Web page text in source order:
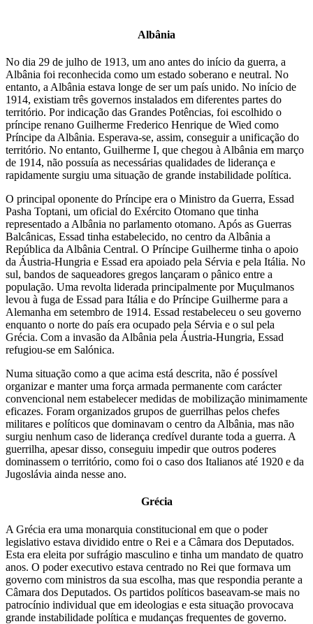
Albânia
No dia 29 de julho de 1913, um ano antes do início da guerra, a
Albânia foi reconhecida como um estado soberano e neutral. No
entanto, a Albânia estava longe de ser um país unido. No início de
1914, existiam três governos instalados em diferentes partes do
território. Por indicação das Grandes Potências, foi escolhido o
príncipe renano Guilherme Frederico Henrique de Wied como
Príncipe da Albânia. Esperava-se, assim, conseguir a unificação do
território. No entanto, Guilherme I, que chegou à Albânia em março
de 1914, não possuía as necessárias qualidades de liderança e
rapidamente surgiu uma situação de grande instabilidade política.
O principal oponente do Príncipe era o Ministro da Guerra, Essad
Pasha Toptani, um oficial do Exército Otomano que tinha
representado a Albânia no parlamento otomano. Após as Guerras
Balcânicas, Essad tinha estabelecido, no centro da Albânia a
República da Albânia Central. O Príncipe Guilherme tinha o apoio
da Áustria-Hungria e Essad era apoiado pela Sérvia e pela Itália. No
sul, bandos de saqueadores gregos lançaram o pânico entre a
população. Uma revolta liderada principalmente por Muçulmanos
levou à fuga de Essad para Itália e do Príncipe Guilherme para a
Alemanha em setembro de 1914. Essad restabeleceu o seu governo
enquanto o norte do país era ocupado pela Sérvia e o sul pela
Grécia. Com a invasão da Albânia pela Áustria-Hungria, Essad
refugiou-se em Salónica.
Numa situação como a que acima está descrita, não é possível
organizar e manter uma força armada permanente com carácter
convencional nem estabelecer medidas de mobilização minimamente
eficazes. Foram organizados grupos de guerrilhas pelos chefes
militares e políticos que dominavam o centro da Albânia, mas não
surgiu nenhum caso de liderança credível durante toda a guerra. A
guerrilha, apesar disso, conseguiu impedir que outros poderes
dominassem o território, como foi o caso dos Italianos até 1920 e da
Jugoslávia ainda nesse ano.
Grécia
A Grécia era uma monarquia constitucional em que o poder
legislativo estava dividido entre o Rei e a Câmara dos Deputados.
Esta era eleita por sufrágio masculino e tinha um mandato de quatro
anos. O poder executivo estava centrado no Rei que formava um
governo com ministros da sua escolha, mas que respondia perante a
Câmara dos Deputados. Os partidos políticos baseavam-se mais no
patrocínio individual que em ideologias e esta situação provocava
grande instabilidade política e mudanças frequentes de governo.